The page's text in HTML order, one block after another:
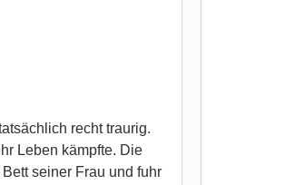
recht traurig.
Leben kämpfte. Die
seiner Frau und fuhr